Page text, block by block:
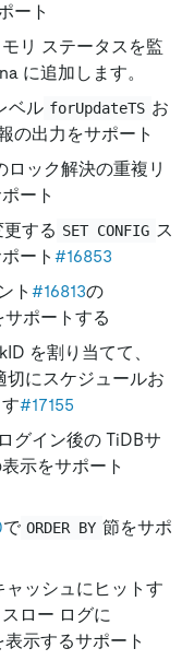
ート
リ ステータスを監
に追加します。
ベル forUpdateTS お
の出力をサポート
ロック解決の重複リ
ート
する SET CONFIG ス
ート #16853
ト #16813の
ポートする
を割り当てて、
切にスケジュールお
#17155
グイン後の TiDBサ
示をサポート
で ORDER BY 節をサポ
ッシュにヒットす
ロー ログに
示するサポート